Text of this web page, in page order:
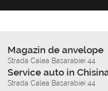
Magazin de anvelope
Strada Calea Basarabiei 44
Service auto in
Strada Calea Basarabiei 44